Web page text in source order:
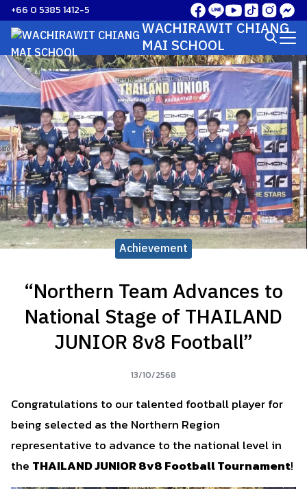
Skip
to
content
+66 0 5385 1412-5
WACHIRAWIT CHIANG
MAI SCHOOL
Search
for:
Achievement
“Northern Team Advances to
National Stage of THAILAND
JUNIOR 8v8 Football”
13/10/2568
Congratulations to our talented football player for
being selected as the Northern Region
representative to advance to the national level in
the THAILAND JUNIOR 8v8 Football Tournament!